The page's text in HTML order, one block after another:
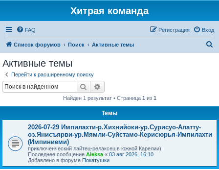
Хитрая команда
FAQ Вход
Регистрация
Список форумов Поиск Активные темы
Активные темы
Перейти к расширенному поиску
Поиск
Найден 1 результат • Страница 1 из 1
Темы
2026-07-29 Импилахти-р.Хихнийоки-ур.Сурисуо-Алатту-
оз.Янисъярви-ур.Мямли-Суйстамо-Керисюрья-Импилахти
(Импиниеми)
приключенческий лайтец-релаксец в южной Карелии)
Последнее сообщение Aleksa « 03 авг 2026, 16:10
Добавлено в форуме Покатушки